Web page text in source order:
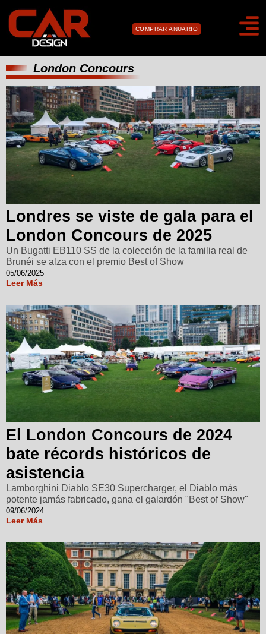
COMPRAR ANUARIO
London Concours
Londres se viste de gala para el
London Concours de 2025
Un Bugatti EB110 SS de la colección de la familia real de
Brunéi se alza con el premio Best of Show
05/06/2025
Leer Más
El London Concours de 2024
bate récords históricos de
asistencia
Lamborghini Diablo SE30 Supercharger, el Diablo más
potente jamás fabricado, gana el galardón "Best of Show"
09/06/2024
Leer Más